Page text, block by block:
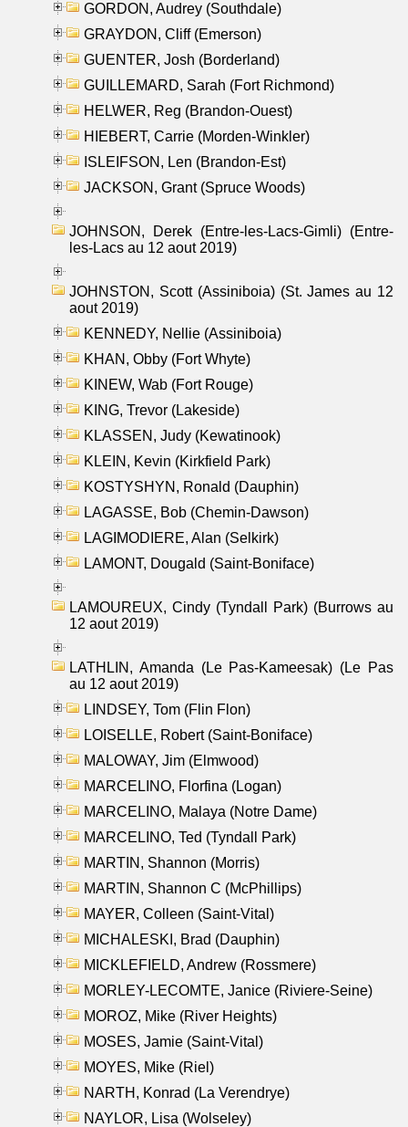
GORDON, Audrey (Southdale)
GRAYDON, Cliff (Emerson)
GUENTER, Josh (Borderland)
GUILLEMARD, Sarah (Fort Richmond)
HELWER, Reg (Brandon-Ouest)
HIEBERT, Carrie (Morden-Winkler)
ISLEIFSON, Len (Brandon-Est)
JACKSON, Grant (Spruce Woods)
JOHNSON, Derek (Entre-les-Lacs-Gimli) (Entre-
les-Lacs au 12 aout 2019)
JOHNSTON, Scott (Assiniboia) (St. James au 12
aout 2019)
KENNEDY, Nellie (Assiniboia)
KHAN, Obby (Fort Whyte)
KINEW, Wab (Fort Rouge)
KING, Trevor (Lakeside)
KLASSEN, Judy (Kewatinook)
KLEIN, Kevin (Kirkfield Park)
KOSTYSHYN, Ronald (Dauphin)
LAGASSE, Bob (Chemin-Dawson)
LAGIMODIERE, Alan (Selkirk)
LAMONT, Dougald (Saint-Boniface)
LAMOUREUX, Cindy (Tyndall Park) (Burrows au
12 aout 2019)
LATHLIN, Amanda (Le Pas-Kameesak) (Le Pas
au 12 aout 2019)
LINDSEY, Tom (Flin Flon)
LOISELLE, Robert (Saint-Boniface)
MALOWAY, Jim (Elmwood)
MARCELINO, Florfina (Logan)
MARCELINO, Malaya (Notre Dame)
MARCELINO, Ted (Tyndall Park)
MARTIN, Shannon (Morris)
MARTIN, Shannon C (McPhillips)
MAYER, Colleen (Saint-Vital)
MICHALESKI, Brad (Dauphin)
MICKLEFIELD, Andrew (Rossmere)
MORLEY-LECOMTE, Janice (Riviere-Seine)
MOROZ, Mike (River Heights)
MOSES, Jamie (Saint-Vital)
MOYES, Mike (Riel)
NARTH, Konrad (La Verendrye)
NAYLOR, Lisa (Wolseley)